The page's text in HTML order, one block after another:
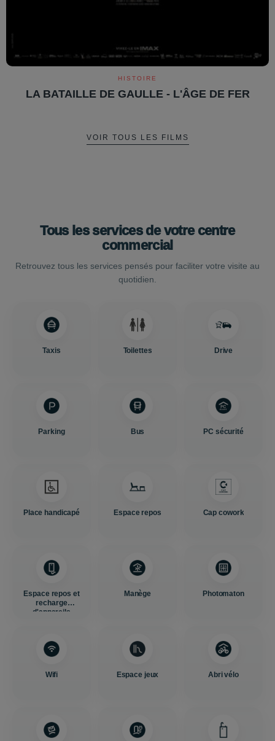
HISTOIRE
LA BATAILLE DE GAULLE - L'ÂGE DE FER
VOIR TOUS LES FILMS
Tous les services de votre centre
commercial
Retrouvez tous les services pensés pour faciliter votre visite au
quotidien.
Taxis Toilettes Drive
Parking Bus PC sécurité
Place handicapé Espace repos Cap cowork
Espace repos et
recharge
d'appareils
Manège Photomaton
Wifi Espace jeux Abri vélo